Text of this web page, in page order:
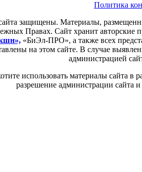
Политика
защищены. Материалы,
Правах. Сайт хранит авторские
«БиЭл-ПРО», а также всех
на этом сайте. В случае
администрацией
использовать материалы сайта в
разрешение администрации сайта